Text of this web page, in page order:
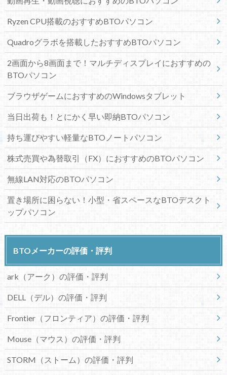
Ryzen CPU搭載のおすすめBTOパソコン
Quadroグラボを搭載したおすすめBTOパソコン
2画面から8画面まで！マルチディスプレイにおすすめの
BTOパソコン
ブラウザゲームにおすすめのWindowsタブレット
当日出荷も！とにかく早い即納BTOパソコン
持ち運びやすい軽量なBTOノートパソコン
株式売買や為替取引（FX）におすすめのBTOパソコン
無線LAN対応のBTOパソコン
置き場所に困らない！小型・省スペースなBTOデスクト
ップパソコン
BTOメーカーの評価・評判
ark（アーク）の評価・評判
DELL（デル）の評価・評判
Frontier（フロンティア）の評価・評判
Mouse（マウス）の評価・評判
STORM（ストーム）の評価・評判